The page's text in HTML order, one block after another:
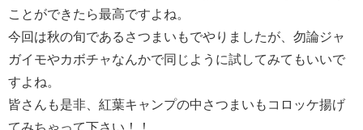
ことができたら最高ですよね。
今回は秋の旬であるさつまいもでやりましたが、勿論ジャ
ガイモやカボチャなんかで同じように試してみてもいいで
すよね。
皆さんも是非、紅葉キャンプの中さつまいもコロッケ揚げ
てみちゃって下さい！！